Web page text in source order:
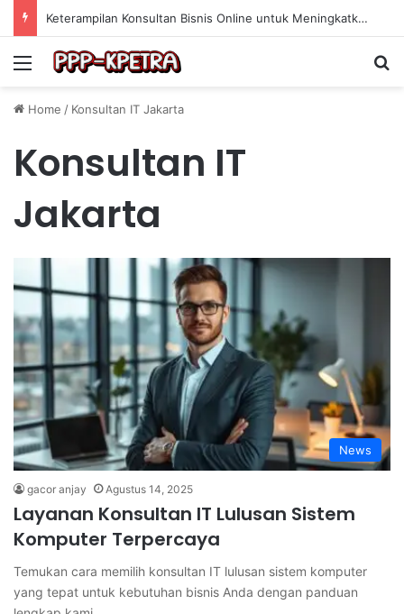
Keterampilan Konsultan Bisnis Online untuk Meningkatkan Pendapatan Berdasarkan Pengalaman Praktis
Menu
Home / Konsultan IT Jakarta
Konsultan IT
Jakarta
News
gacor anjay Agustus 14, 2025
Layanan Konsultan IT Lulusan Sistem
Komputer Terpercaya
Temukan cara memilih konsultan IT lulusan sistem komputer
yang tepat untuk kebutuhan bisnis Anda dengan panduan